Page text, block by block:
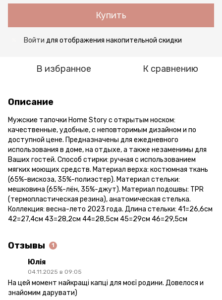
Купить
Войти для отображения накопительной скидки
В избранное К сравнению
Описание
Мужские тапочки Home Story с открытым носком:
качественные, удобные, с неповторимым дизайном и по
доступной цене. Предназначены для ежедневного
использования в доме, на отдыхе, а также незаменимы для
Ваших гостей. Способ стирки: ручная с использованием
мягких моющих средств. Материал верха: костюмная ткань
(65%-вискоза, 35%-полиэстер). Материал стельки:
мешковина (65%-лён, 35%-джут). Материал подошвы: TPR
(термопластическая резина), анатомическая стелька.
Коллекция: весна-лето 2023 года. Длина стельки: 41=26,6см
42=27,4см 43=28,2см 44=28,5см 45=29см 46=29,5см
Отзывы 1
Юлія
04.11.2025 в 09:05
На цей момент найкращі капці для моєї родини. Довелося и
знайомим дарувати)